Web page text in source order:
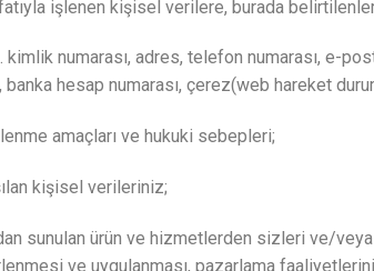
işlenen kişisel verilere, burada
kimlik numarası, adres, telefon numarası, e-
hesap numarası, çerez(web hareket
amaçları ve hukuki sebepleri;
kişisel verileriniz;
sunulan ürün ve hizmetlerden sizleri ve/
ve uygulanması, pazarlama